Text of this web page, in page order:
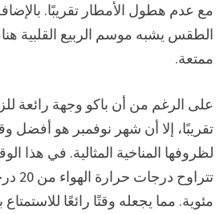
مع عدم هطول الأمطار تقريبًا.
الطقس يشبه موسم الربيع القلبية
ممتعة.
على الرغم من أن باكو وجهة رائعة
تقريبًا، إلا أن شهر نوفمبر هو أفضل
لظروفها المناخية المثالية. في هذا
مئوية. مما يجعله وقتًا رائعًا